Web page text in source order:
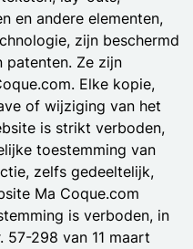
en andere elementen,
zijn beschermd
patenten. Ze zijn
Elke kopie,
of wijziging van het
is strikt verboden,
toestemming van
zelfs gedeeltelijk,
Ma Coque.com
is verboden, in
57-298 van 11 maart